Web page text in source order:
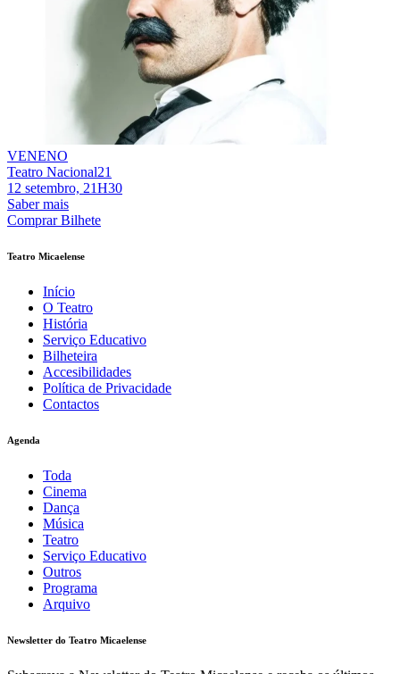
VENENO
Teatro Nacional21
12 setembro, 21H30
Saber mais
Comprar Bilhete
Teatro Micaelense
Início
O Teatro
História
Serviço Educativo
Bilheteira
Accesibilidades
Política de Privacidade
Contactos
Agenda
Toda
Cinema
Dança
Música
Teatro
Serviço Educativo
Outros
Programa
Arquivo
Newsletter do Teatro Micaelense